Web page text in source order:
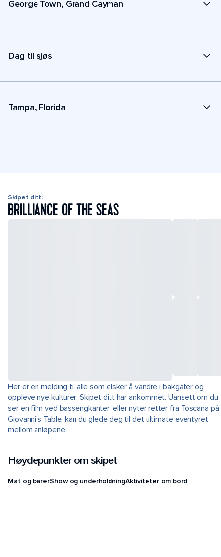
George Town, Grand Cayman
Dag til sjøs
Tampa, Florida
Skipet ditt:
BRILLIANCE OF THE SEAS
Her er en melding til alle som elsker å vandre i bakgater og
oppleve nye kulturer: Skipet ditt har ankommet. Uansett om du
ser en film ved bassengkanten eller nyter retter fra Toscana på
Giovanni’s Table, kan du glede deg til det ultimate eventyret
mellom anløpene.
Høydepunkter om skipet
Mat og barerShow og underholdningAktiviteter om bord